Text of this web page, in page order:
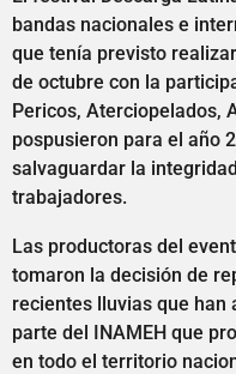
bandas nacionales e
que tenía previsto
de octubre con la
Pericos, Aterciopelados,
pospusieron para el año
salvaguardar la
trabajadores.
Las productoras del
tomaron la decisión de
recientes lluvias que han
parte del INAMEH que
en todo el territorio